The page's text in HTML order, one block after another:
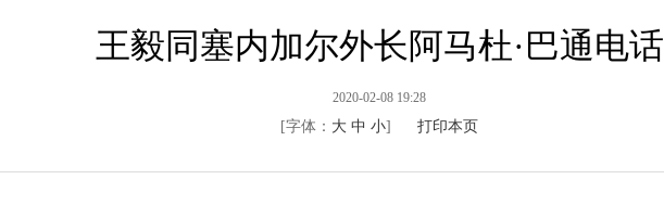
王毅同塞内加尔外长阿马杜·巴通电话
2020-02-08 19:28
[字体： 大 中 小] 打印本页